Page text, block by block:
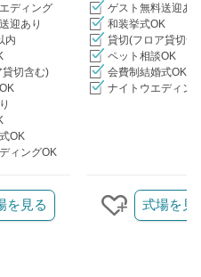
ディング
迎あり
内
切含む)
OK
ィングOK
ゲスト無料送迎あ
和装挙式OK
貸切(フロア貸切含
ペット相談OK
会費制結婚式OK
ナイトウエディン
する
を見る
クリップす
式場を見